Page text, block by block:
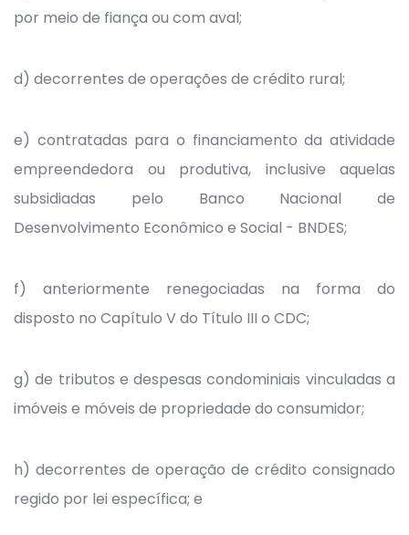
por meio de fiança ou com aval;
d) decorrentes de operações de crédito rural;
e) contratadas para o financiamento da atividade
empreendedora ou produtiva, inclusive aquelas
subsidiadas pelo Banco Nacional de
Desenvolvimento Econômico e Social - BNDES;
f) anteriormente renegociadas na forma do
disposto no Capítulo V do Título III o CDC;
g) de tributos e despesas condominiais vinculadas a
imóveis e móveis de propriedade do consumidor;
h) decorrentes de operação de crédito consignado
regido por lei específica; e